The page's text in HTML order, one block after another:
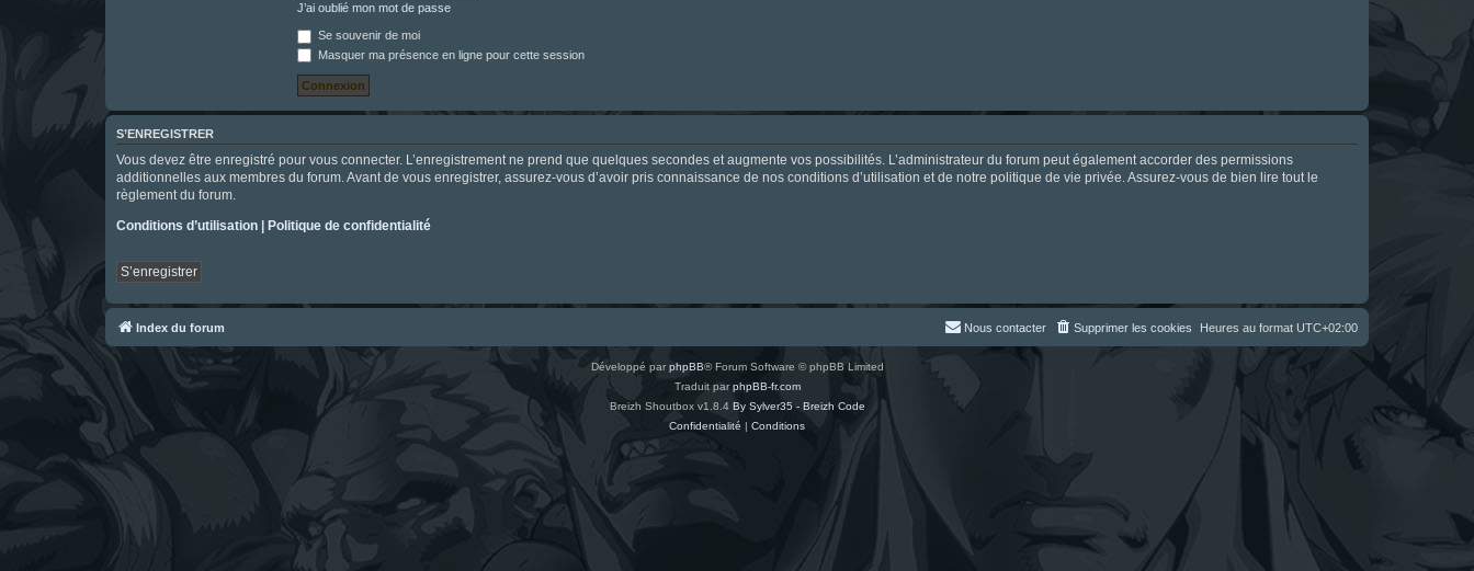
J’ai oublié mon mot de passe
Se souvenir de moi
Masquer ma présence en ligne pour cette session
S’ENREGISTRER
Vous devez être enregistré pour vous connecter. L’enregistrement ne prend que quelques secondes et augmente vos possibilités. L’administrateur du forum peut également accorder des permissions
additionnelles aux membres du forum. Avant de vous enregistrer, assurez-vous d’avoir pris connaissance de nos conditions d’utilisation et de notre politique de vie privée. Assurez-vous de bien lire tout le
règlement du forum.
Conditions d’utilisation | Politique de confidentialité
S’enregistrer
Index du forum Heures au format UTC+02:00
Supprimer les cookies
Nous contacter
Développé par phpBB® Forum Software © phpBB Limited
Traduit parphpBB-fr.com
Breizh Shoutbox v1.8.4 By Sylver35 - Breizh Code
Confidentialité | Conditions